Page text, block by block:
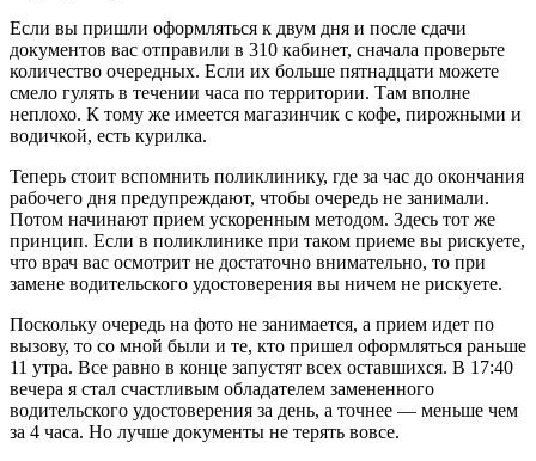
Если вы пришли оформляться к двум дня и после сдачи
документов вас отправили в 310 кабинет, сначала проверьте
количество очередных. Если их больше пятнадцати можете
смело гулять в течении часа по территории. Там вполне
неплохо. К тому же имеется магазинчик с кофе, пирожными и
водичкой, есть курилка.
Теперь стоит вспомнить поликлинику, где за час до окончания
рабочего дня предупреждают, чтобы очередь не занимали.
Потом начинают прием ускоренным методом. Здесь тот же
принцип. Если в поликлинике при таком приеме вы рискуете,
что врач вас осмотрит не достаточно внимательно, то при
замене водительского удостоверения вы ничем не рискуете.
Поскольку очередь на фото не занимается, а прием идет по
вызову, то со мной были и те, кто пришел оформляться раньше
11 утра. Все равно в конце запустят всех оставшихся. В 17:40
вечера я стал счастливым обладателем замененного
водительского удостоверения за день, а точнее — меньше чем
за 4 часа. Но лучше документы не терять вовсе.